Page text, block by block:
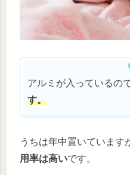
アルミが入っているので
す。
うちは年中置いています
用率は高いです。